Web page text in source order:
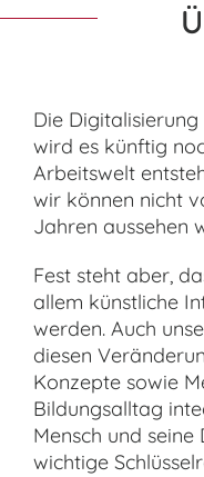
Die
wird es künftig
Arbeitswelt
wir können nicht
Jahren aussehen
Fest steht aber,
allem künstliche
werden. Auch
diesen
Konzepte sowie
Bildungsalltag
Mensch und
wichtige